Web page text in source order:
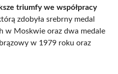
triumfy we współpracy
zdobyła srebrny medal
w Moskwie oraz dwa medale
w 1979 roku oraz